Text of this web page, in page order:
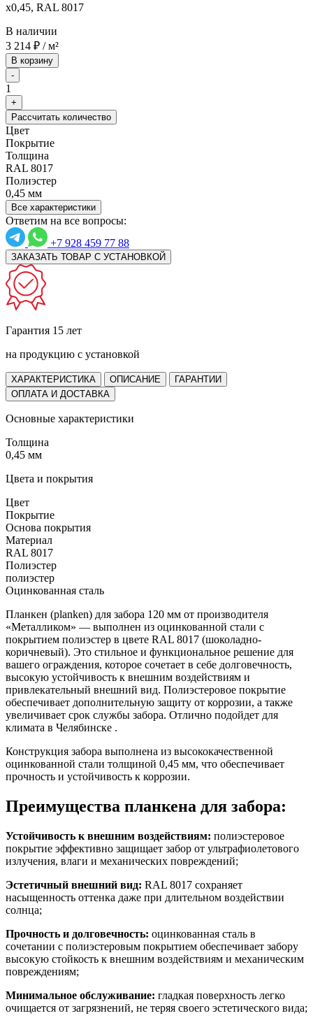
x0,45, RAL 8017
В наличии
3 214 ₽ / м²
В корзину
-
1
+
Рассчитать количество
Цвет
Покрытие
Толщина
RAL 8017
Полиэстер
0,45 мм
Все характеристики
Ответим на все вопросы:
+7 928 459 77 88
ЗАКАЗАТЬ ТОВАР С УСТАНОВКОЙ
Гарантия 15 лет
на продукцию с установкой
ХАРАКТЕРИСТИКА ОПИСАНИЕ
ГАРАНТИИ
ОПЛАТА И ДОСТАВКА
Основные характеристики
Толщина
0,45 мм
Цвета и покрытия
Цвет
Покрытие
Основа покрытия
Материал
RAL 8017
Полиэстер
полиэстер
Оцинкованная сталь
Планкен (planken) для забора 120 мм от производителя
«Металликом» — выполнен из оцинкованной стали с
покрытием полиэстер в цвете RAL 8017 (шоколадно-
коричневый). Это стильное и функциональное решение для
вашего ограждения, которое сочетает в себе долговечность,
высокую устойчивость к внешним воздействиям и
привлекательный внешний вид. Полиэстеровое покрытие
обеспечивает дополнительную защиту от коррозии, а также
увеличивает срок службы забора. Отлично подойдет для
климата в Челябинске .
Конструкция забора выполнена из высококачественной
оцинкованной стали толщиной 0,45 мм, что обеспечивает
прочность и устойчивость к коррозии.
Преимущества планкена для забора:
Устойчивость к внешним воздействиям: полиэстеровое
покрытие эффективно защищает забор от ультрафиолетового
излучения, влаги и механических повреждений;
Эстетичный внешний вид: RAL 8017 сохраняет
насыщенность оттенка даже при длительном воздействии
солнца;
Прочность и долговечность: оцинкованная сталь в
сочетании с полиэстеровым покрытием обеспечивает забору
высокую стойкость к внешним воздействиям и механическим
повреждениям;
Минимальное обслуживание: гладкая поверхность легко
очищается от загрязнений, не теряя своего эстетического вида;